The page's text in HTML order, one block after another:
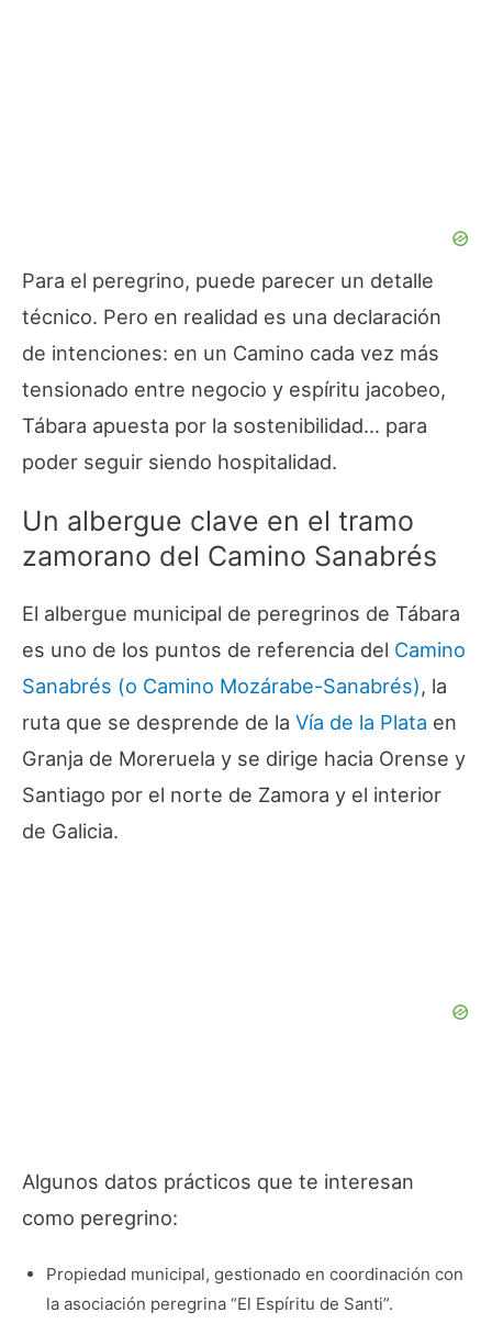
Para el peregrino, puede parecer un detalle
técnico. Pero en realidad es una declaración
de intenciones: en un Camino cada vez más
tensionado entre negocio y espíritu jacobeo,
Tábara apuesta por la sostenibilidad… para
poder seguir siendo hospitalidad.
Un albergue clave en el tramo
zamorano del Camino Sanabrés
El albergue municipal de peregrinos de Tábara
es uno de los puntos de referencia del Camino
Sanabrés (o Camino Mozárabe-Sanabrés), la
ruta que se desprende de la Vía de la Plata en
Granja de Moreruela y se dirige hacia Orense y
Santiago por el norte de Zamora y el interior
de Galicia.
Algunos datos prácticos que te interesan
como peregrino:
Propiedad municipal, gestionado en coordinación con
la asociación peregrina “El Espíritu de Santi”.